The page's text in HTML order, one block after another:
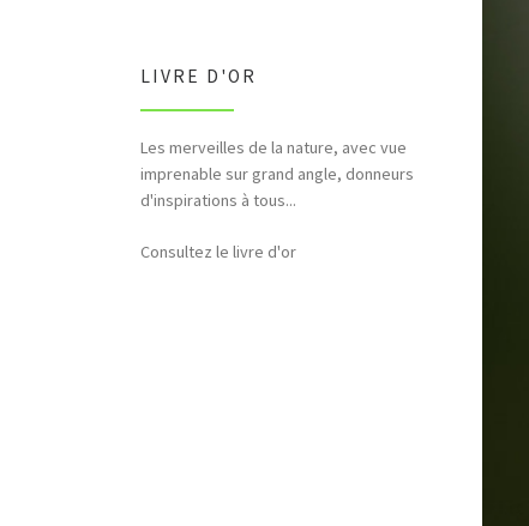
LIVRE D'OR
Les merveilles de la nature, avec vue
imprenable sur grand angle, donneurs
d'inspirations à tous...
Bonjour et merci pour tous ces
hommages rendus à la nature (faune,
flore,etc...)
Consultez le livre d'or